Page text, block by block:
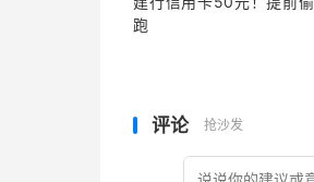
跑
评论 抢沙发